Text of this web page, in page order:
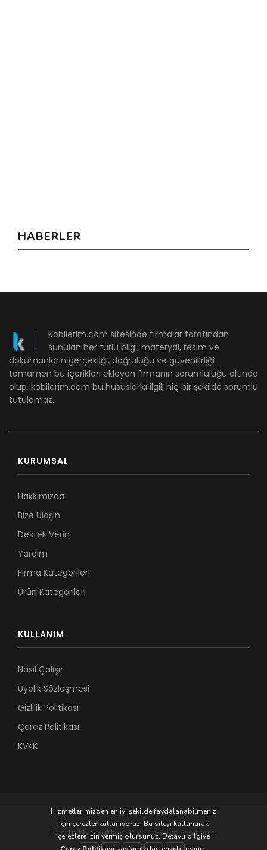
HABERLER
Kobilerim.com sitesinde firmalar tarafından
sunulan her türlü bilgi, materyal, resim ve
dökümanların gerçekliği, doğruluğu ve güvenilirliği
tamamen bu içerikleri ekleyen firmanın sorumluluğu altında
olup, kobilerim.com bu hususlarla ilgili hiç bir şekilde sorumlu
tutulamaz.
KURUMSAL
Hakkımızda
Bize Ulaşın
Destek Verin
Yardım
Firma Kategorileri
Ürün Kategorileri
KULLANIM
Nasıl Çalışır
Üyelik Sözleşmesi
Gizlilik Politikası
Çerez Politikası
KVKK
Tüm hakları Saklıdır. © 2007-2026 Kobilerim
Hizmetlerimizden en iyi şekilde faydalanabilmeniz
için çerezler kullanıyoruz. Bu siteyi kullanarak
çerezlere izin vermiş olursunuz. Detaylı bilgiye